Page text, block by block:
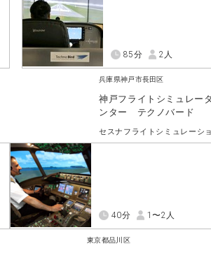
兵庫県神戸市長田区
神戸フライトシミュレー
ンター テクノバード
85分 2人
東京都品川区
40分 1〜2人